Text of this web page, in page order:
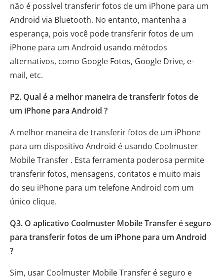
não é possível transferir fotos de um iPhone para um
Android via Bluetooth. No entanto, mantenha a
esperança, pois você pode transferir fotos de um
iPhone para um Android usando métodos
alternativos, como Google Fotos, Google Drive, e-
mail, etc.
P2. Qual é a melhor maneira de transferir fotos de
um iPhone para Android ?
A melhor maneira de transferir fotos de um iPhone
para um dispositivo Android é usando Coolmuster
Mobile Transfer . Esta ferramenta poderosa permite
transferir fotos, mensagens, contatos e muito mais
do seu iPhone para um telefone Android com um
único clique.
Q3. O aplicativo Coolmuster Mobile Transfer é seguro
para transferir fotos de um iPhone para um Android
?
Sim, usar Coolmuster Mobile Transfer é seguro e